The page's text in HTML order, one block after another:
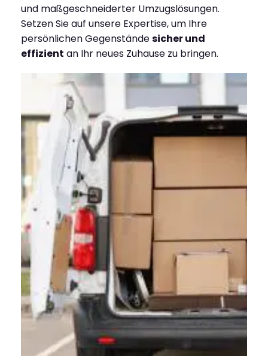
und maßgeschneiderter Umzugslösungen.
Setzen Sie auf unsere Expertise, um Ihre
persönlichen Gegenständesicher und
effizient an Ihr neues Zuhause zu bringen.